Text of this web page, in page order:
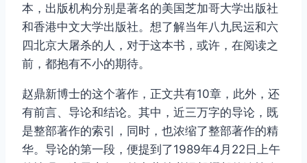
本，出版机构分别是著名的美国芝加哥大学出版社
和香港中文大学出版社。想了解当年八九民运和六
四北京大屠杀的人，对于这本书，或许，在阅读之
前，都抱有不小的期待。
赵鼎新博士的这个著作，正文共有10章，此外，还
有前言、导论和结论。其中，近三万字的导论，既
是整部著作的索引，同时，也浓缩了整部著作的精
华。导论的第一段，便提到了1989年4月22日上午